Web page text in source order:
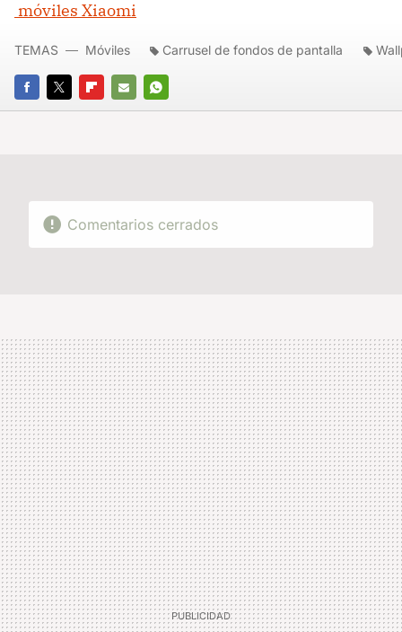
móviles Xiaomi
FACEBOOK
TWITTERFLIPBOARD
E-
WHATSAPP
TEMAS Móviles Carrusel de fondos de pantalla
Comentarios cerrados